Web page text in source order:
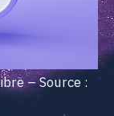
– Source :